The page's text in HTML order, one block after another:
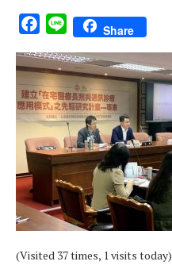
Facebook
Line Share
(Visited 37 times, 1 visits today)